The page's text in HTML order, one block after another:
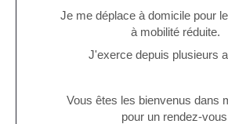
Je me déplace à domicile pour
à mobilité réduite.
J'exerce depuis plusieurs
Vous êtes les bienvenus dans
pour un rendez-